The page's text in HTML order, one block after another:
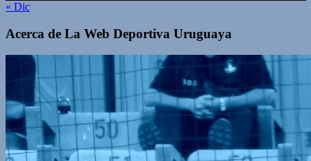
« Dic
Acerca de La Web Deportiva Uruguaya